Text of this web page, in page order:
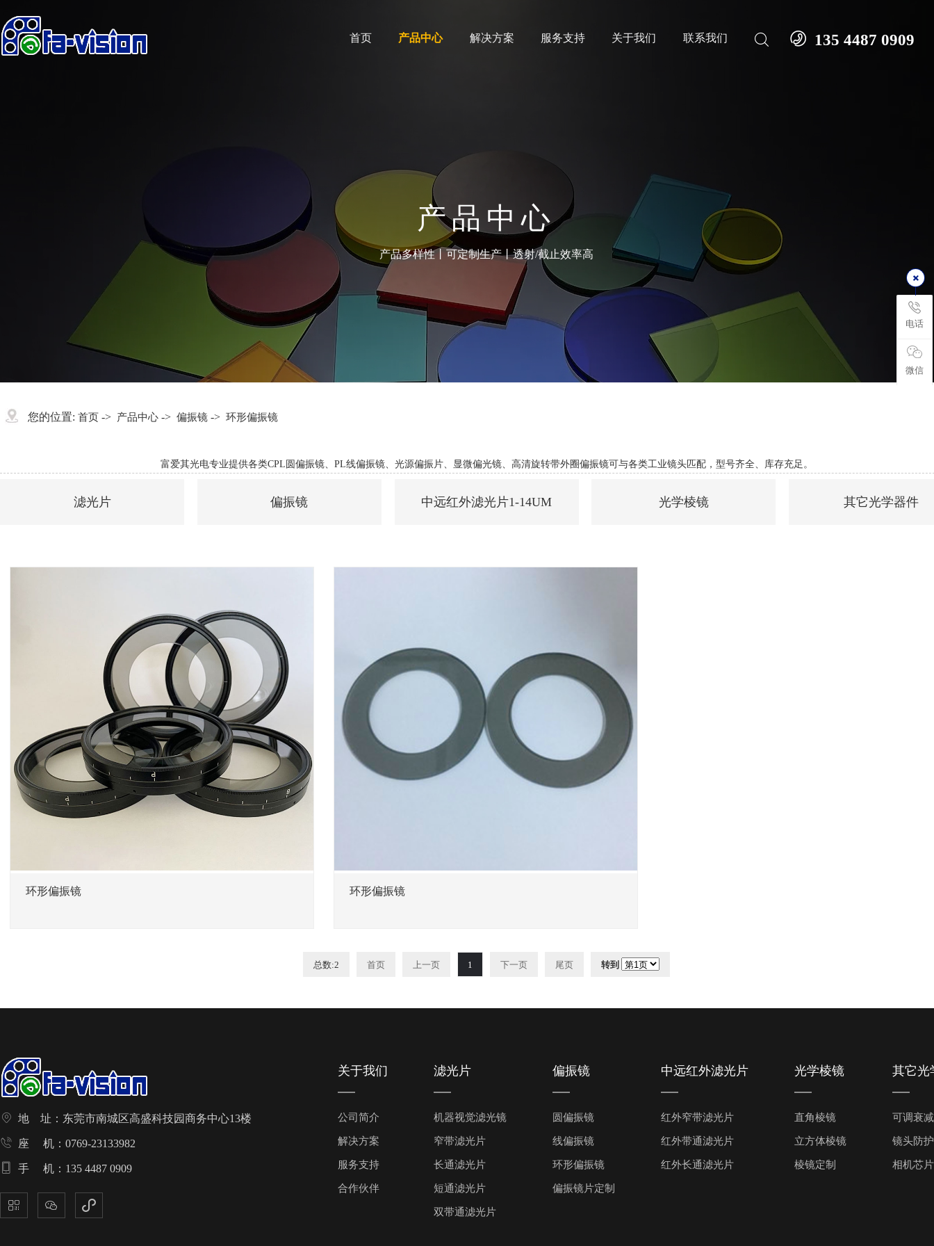
首页 产品中心 解决方案 服务支持 关于我们 联系我们   135 4487 0909
产品中心
产品多样性丨可定制生产丨透射/截止效率高
您的位置: 首页 -> 产品中心 -> 偏振镜 -> 环形偏振镜
富爱其光电专业提供各类CPL圆偏振镜、PL线偏振镜、光源偏振片、显微偏光镜、高清旋转带外圈偏振镜可与各类工业镜头匹配，型号齐全、库存充足。
滤光片
短通滤光片
双带通滤光片
Midopt滤光镜
中性密度滤光片（近紫外-近红外
偏振镜
环形偏振镜
偏振镜片定制
中远红外滤光片1-14UM
红外双带通滤光片
红外中性密度滤光片
红外气体、水、材料检测滤光片
光学棱镜 其它光学器件
环形偏振镜 环形偏振镜
总数:2 首页 上一页 1 下一页 尾页 转到
 地 址：东莞市南城区高盛科技园商务中心13楼
 座 机：0769-23133982
 手 机：135 4487 0909
  
关于我们
公司简介
解决方案
服务支持
合作伙伴
滤光片
机器视觉滤光镜
窄带滤光片
长通滤光片
短通滤光片
双带通滤光片
偏振镜
圆偏振镜
线偏振镜
环形偏振镜
偏振镜片定制
中远红外滤光片
红外窄带滤光片
红外带通滤光片
红外长通滤光片
光学棱镜
直角棱镜
立方体棱镜
棱镜定制
其它光
可调衰
镜头防
相机芯
电话
微信